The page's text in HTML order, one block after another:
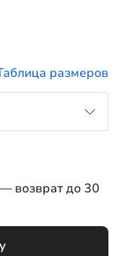
размеров
возврат до 30